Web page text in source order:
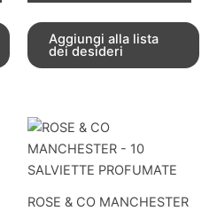
Aggiungi alla lista
dei desideri
ROSE & CO MANCHESTER